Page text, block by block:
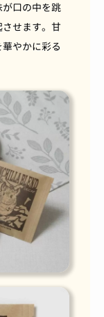
口の中を跳
せます。甘
やかに彩る